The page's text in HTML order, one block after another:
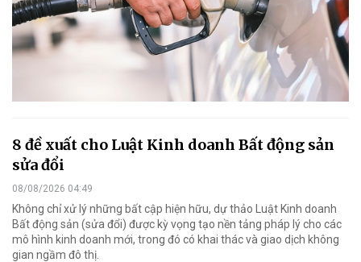
8 đề xuất cho Luật Kinh doanh Bất động sản
sửa đổi
08/08/2026 04:49
Không chỉ xử lý những bất cập hiện hữu, dự thảo Luật Kinh doanh
Bất động sản (sửa đổi) được kỳ vọng tạo nền tảng pháp lý cho các
mô hình kinh doanh mới, trong đó có khai thác và giao dịch không
gian ngầm đô thị.